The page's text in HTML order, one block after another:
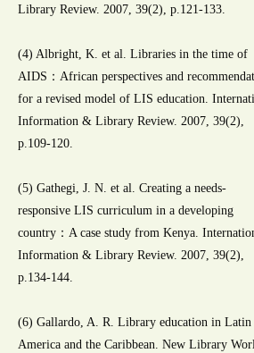
Library Review. 2007, 39(2), p.121-133.
(4) Albright, K. et al. Libraries in the time of
AIDS：African perspectives and
for a revised model of LIS education.
Information & Library Review. 2007, 39(2),
p.109-120.
(5) Gathegi, J. N. et al. Creating a needs-
responsive LIS curriculum in a developing
country：A case study from Kenya.
Information & Library Review. 2007, 39(2),
p.134-144.
(6) Gallardo, A. R. Library education in Latin
America and the Caribbean. New Library